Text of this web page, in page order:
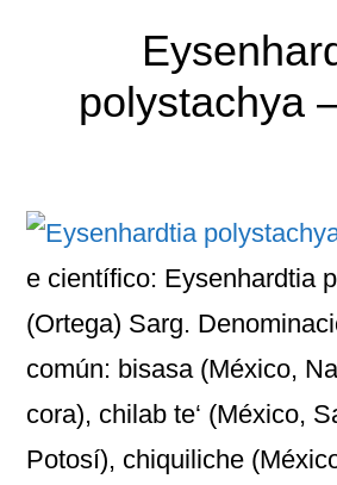
polystachya
e científico: Eysenhardtia
(Ortega) Sarg.
común: bisasa (México,
cora), chilab te‘ (México,
Potosí), chiquiliche